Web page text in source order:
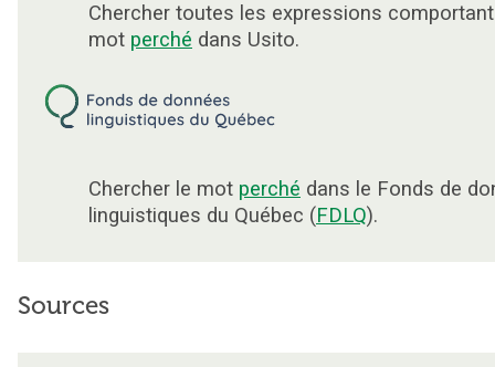
Chercher toutes les expressions
mot perché dans Usito.
Chercher le mot perché dans le Fonds de
linguistiques du Québec (FDLQ).
Sources